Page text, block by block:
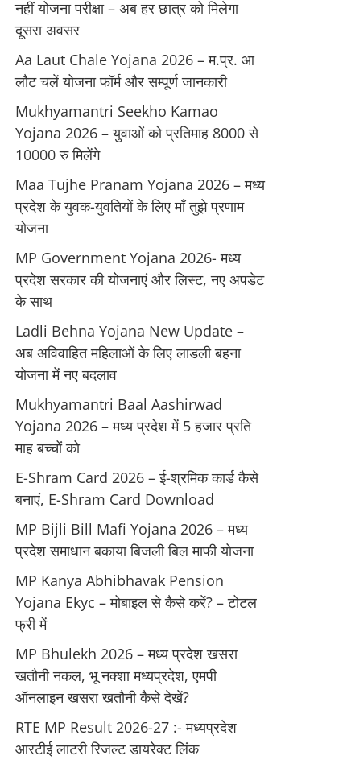
नहीं योजना परीक्षा – अब हर छात्र को मिलेगा
दूसरा अवसर
Aa Laut Chale Yojana 2026 – म.प्र. आ
लौट चलें योजना फॉर्म और सम्पूर्ण जानकारी
Mukhyamantri Seekho Kamao
Yojana 2026 – युवाओं को प्रतिमाह 8000 से
10000 रु मिलेंगे
Maa Tujhe Pranam Yojana 2026 – मध्य
प्रदेश के युवक-युवतियों के लिए मॉं तुझे प्रणाम
योजना
MP Government Yojana 2026- मध्य
प्रदेश सरकार की योजनाएं और लिस्ट, नए अपडेट
के साथ
Ladli Behna Yojana New Update –
अब अविवाहित महिलाओं के लिए लाडली बहना
योजना में नए बदलाव
Mukhyamantri Baal Aashirwad
Yojana 2026 – मध्य प्रदेश में 5 हजार प्रति
माह बच्चों को
E-Shram Card 2026 – ई-श्रमिक कार्ड कैसे
बनाएं, E-Shram Card Download
MP Bijli Bill Mafi Yojana 2026 – मध्य
प्रदेश समाधान बकाया बिजली बिल माफी योजना
MP Kanya Abhibhavak Pension
Yojana Ekyc – मोबाइल से कैसे करें? – टोटल
फ्री में
MP Bhulekh 2026 – मध्य प्रदेश खसरा
खतौनी नकल, भू नक्शा मध्यप्रदेश, एमपी
ऑनलाइन खसरा खतौनी कैसे देखें?
RTE MP Result 2026-27 :- मध्‍यप्रदेश
आरटीई लाटरी रिजल्ट डायरेक्ट लिंक